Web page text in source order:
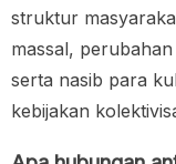
struktur
massal,
serta nasib para
kebijakan